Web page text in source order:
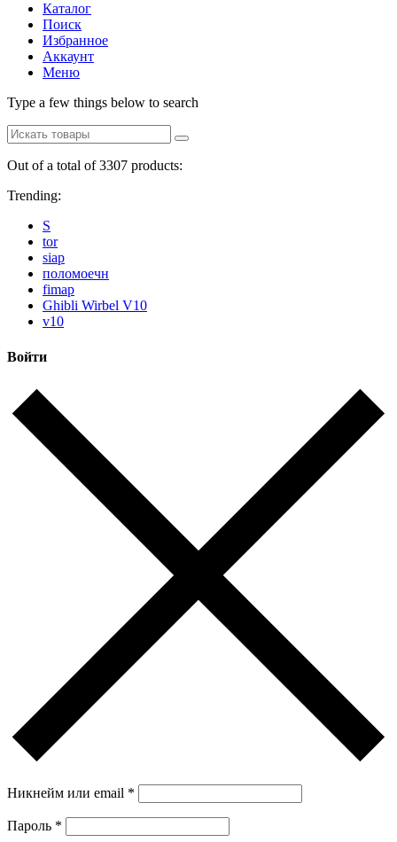
Каталог
Поиск
Избранное
Аккаунт
Меню
Type a few things below to search
Out of a total of 3307 products:
Trending:
S
tor
siap
поломоечн
fimap
Ghibli Wirbel V10
v10
Войти
Никнейм или email *
Пароль *